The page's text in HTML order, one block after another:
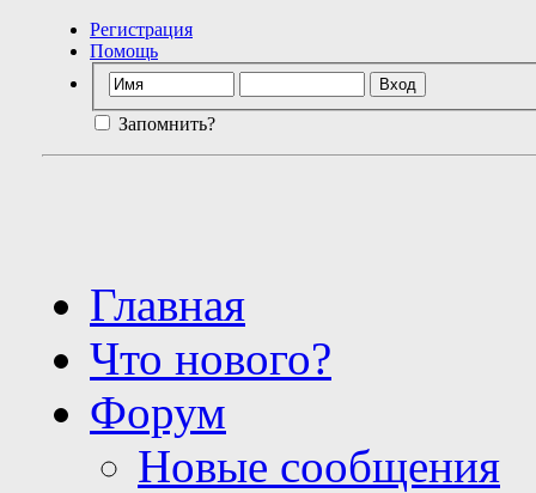
Регистрация
Помощь
Запомнить?
Главная
Что нового?
Форум
Новые сообщения